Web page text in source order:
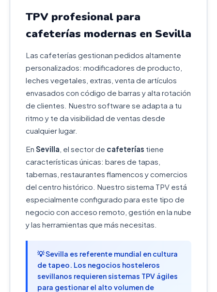
TPV profesional para
cafeterías modernas en Sevilla
Las cafeterías gestionan pedidos altamente
personalizados: modificadores de producto,
leches vegetales, extras, venta de artículos
envasados con código de barras y alta rotación
de clientes. Nuestro software se adapta a tu
ritmo y te da visibilidad de ventas desde
cualquier lugar.
En Sevilla , el sector de cafeterías tiene
características únicas: bares de tapas,
tabernas, restaurantes flamencos y comercios
del centro histórico. Nuestro sistema TPV está
especialmente configurado para este tipo de
negocio con acceso remoto, gestión en la nube
y las herramientas que más necesitas.
💡 Sevilla es referente mundial en cultura
de tapeo. Los negocios hosteleros
sevillanos requieren sistemas TPV ágiles
para gestionar el alto volumen de